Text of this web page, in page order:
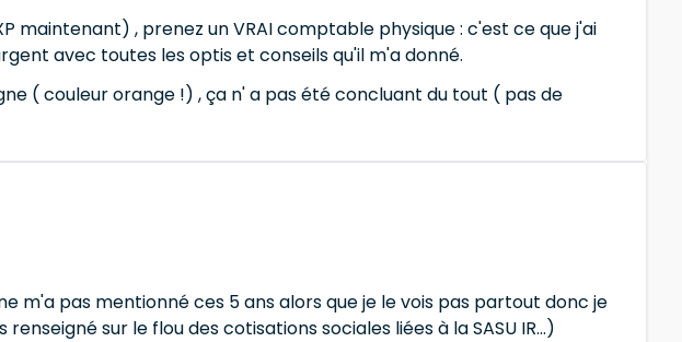
maintenant) , prenez un VRAI comptable physique : c'est ce que j'ai
avec toutes les optis et conseils qu'il m'a donné.
( couleur orange !) , ça n' a pas été concluant du tout ( pas de
m'a pas mentionné ces 5 ans alors que je le vois pas partout donc je
sur le flou des cotisations sociales liées à la SASU IR...)